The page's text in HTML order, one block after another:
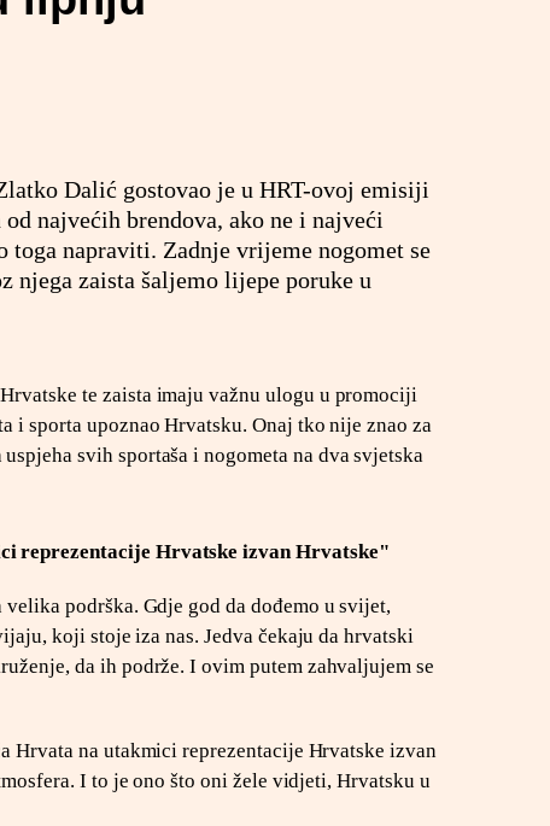
Dalić gostovao je u HRT-ovoj emisiji
najvećih brendova, ako ne i najveći
toga napraviti. Zadnje vrijeme nogomet se
njega zaista šaljemo lijepe poruke u
te zaista imaju važnu ulogu u promociji
i sporta upoznao Hrvatsku. Onaj tko nije znao za
svih sportaša i nogometa na dva svjetska
reprezentacije Hrvatske izvan Hrvatske"
podrška. Gdje god da dođemo u svijet,
koji stoje iza nas. Jedva čekaju da hrvatski
da ih podrže. I ovim putem zahvaljujem se
Hrvata na utakmici reprezentacije Hrvatske izvan
I to je ono što oni žele vidjeti, Hrvatsku u